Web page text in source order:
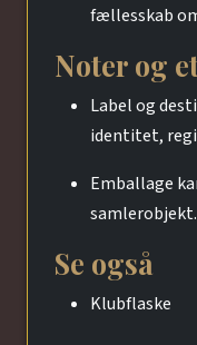
fællesskab
Noter og
Label og
identitet,
Emballage
samlerobjekt.
Se også
Klubflaske